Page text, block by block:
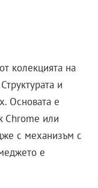
колекцията на
и
Основата е
Chrome или
с механизъм с
е